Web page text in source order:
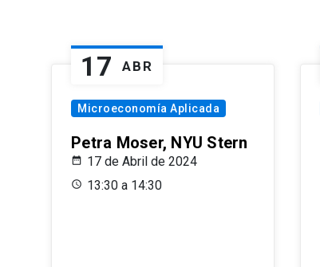
17 ABR
Microeconomía Aplicada
Petra Moser, NYU Stern
17 de Abril de 2024
13:30 a 14:30